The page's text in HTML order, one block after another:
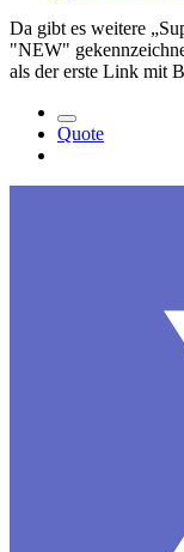
Da gibt es weitere
"NEW"
als der erste Link mit
Quote